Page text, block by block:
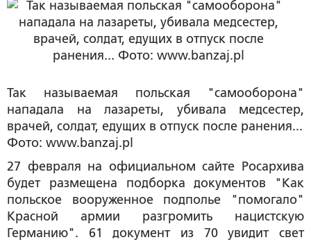
Так называемая польская "самооборона"
нападала на лазареты, убивала медсестер,
врачей, солдат, едущих в отпуск после ранения...
Фото: www.banzaj.pl
27 февраля на официальном сайте Росархива
будет размещена подборка документов "Как
польское вооруженное подполье "помогало"
Красной армии разгромить нацистскую
Германию". 61 документ из 70 увидит свет